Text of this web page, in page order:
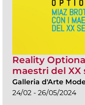
Reality
maestri del XX
Galleria d'Arte
24/02 - 26/05/2024